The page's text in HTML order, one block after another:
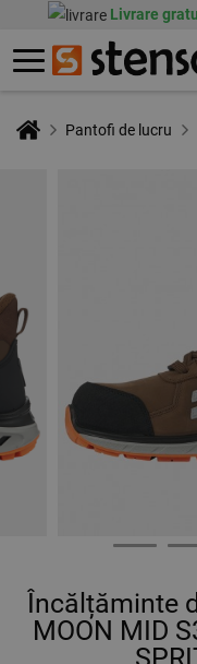
Livrare
Pantofi de lucru
Încălțăminte
MOON MID